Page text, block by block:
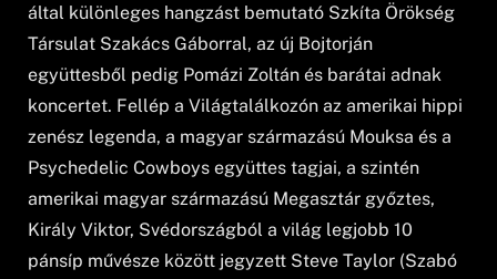
által különleges hangzást bemutató Szkíta Örökség
Társulat Szakács Gáborral, az új Bojtorján
együttesből pedig Pomázi Zoltán és barátai adnak
koncertet. Fellép a Világtalálkozón az amerikai hippi
zenész legenda, a magyar származású Mouksa és a
Psychedelic Cowboys együttes tagjai, a szintén
amerikai magyar származású Megasztár győztes,
Király Viktor, Svédországból a világ legjobb 10
pánsíp művésze között jegyzett Steve Taylor (Szabó